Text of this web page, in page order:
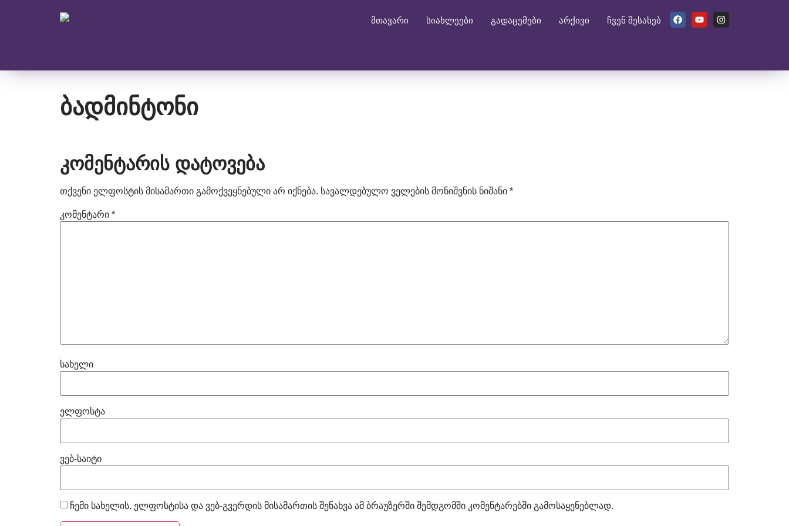
მთავარი სიახლეები გადაცემები არქივი ჩვენ შესახებ
ბადმინტონი
კომენტარის დატოვება
თქვენი ელფოსტის მისამართი გამოქვეყნებული არ იქნება. სავალდებულო ველების მონიშვნის ნიშანი *
კომენტარი *
სახელი
ელფოსტა
ვებ-საიტი
ჩემი სახელის. ელფოსტისა და ვებ-გვერდის მისამართის შენახვა ამ ბრაუზერში შემდგომში კომენტარებში გამოსაყენებლად.